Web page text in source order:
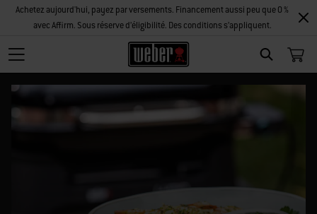
SEARCH
Achetez aujourd'hui, payez par versements. Financement aussi peu que 0 %
avec Affirm. Sous réserve d’éligibilité. Des conditions s’appliquent.